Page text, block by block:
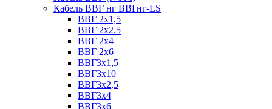
Кабель ВВГ нг ВВГнг-LS
ВВГ 2х1,5
ВВГ 2х2.5
ВВГ 2х4
ВВГ 2х6
ВВГ3х1,5
ВВГ3х10
ВВГ3х2,5
ВВГ3х4
ВВГ3х6